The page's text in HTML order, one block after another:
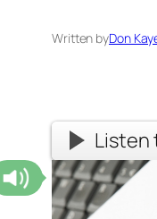
Written byDon
Listen